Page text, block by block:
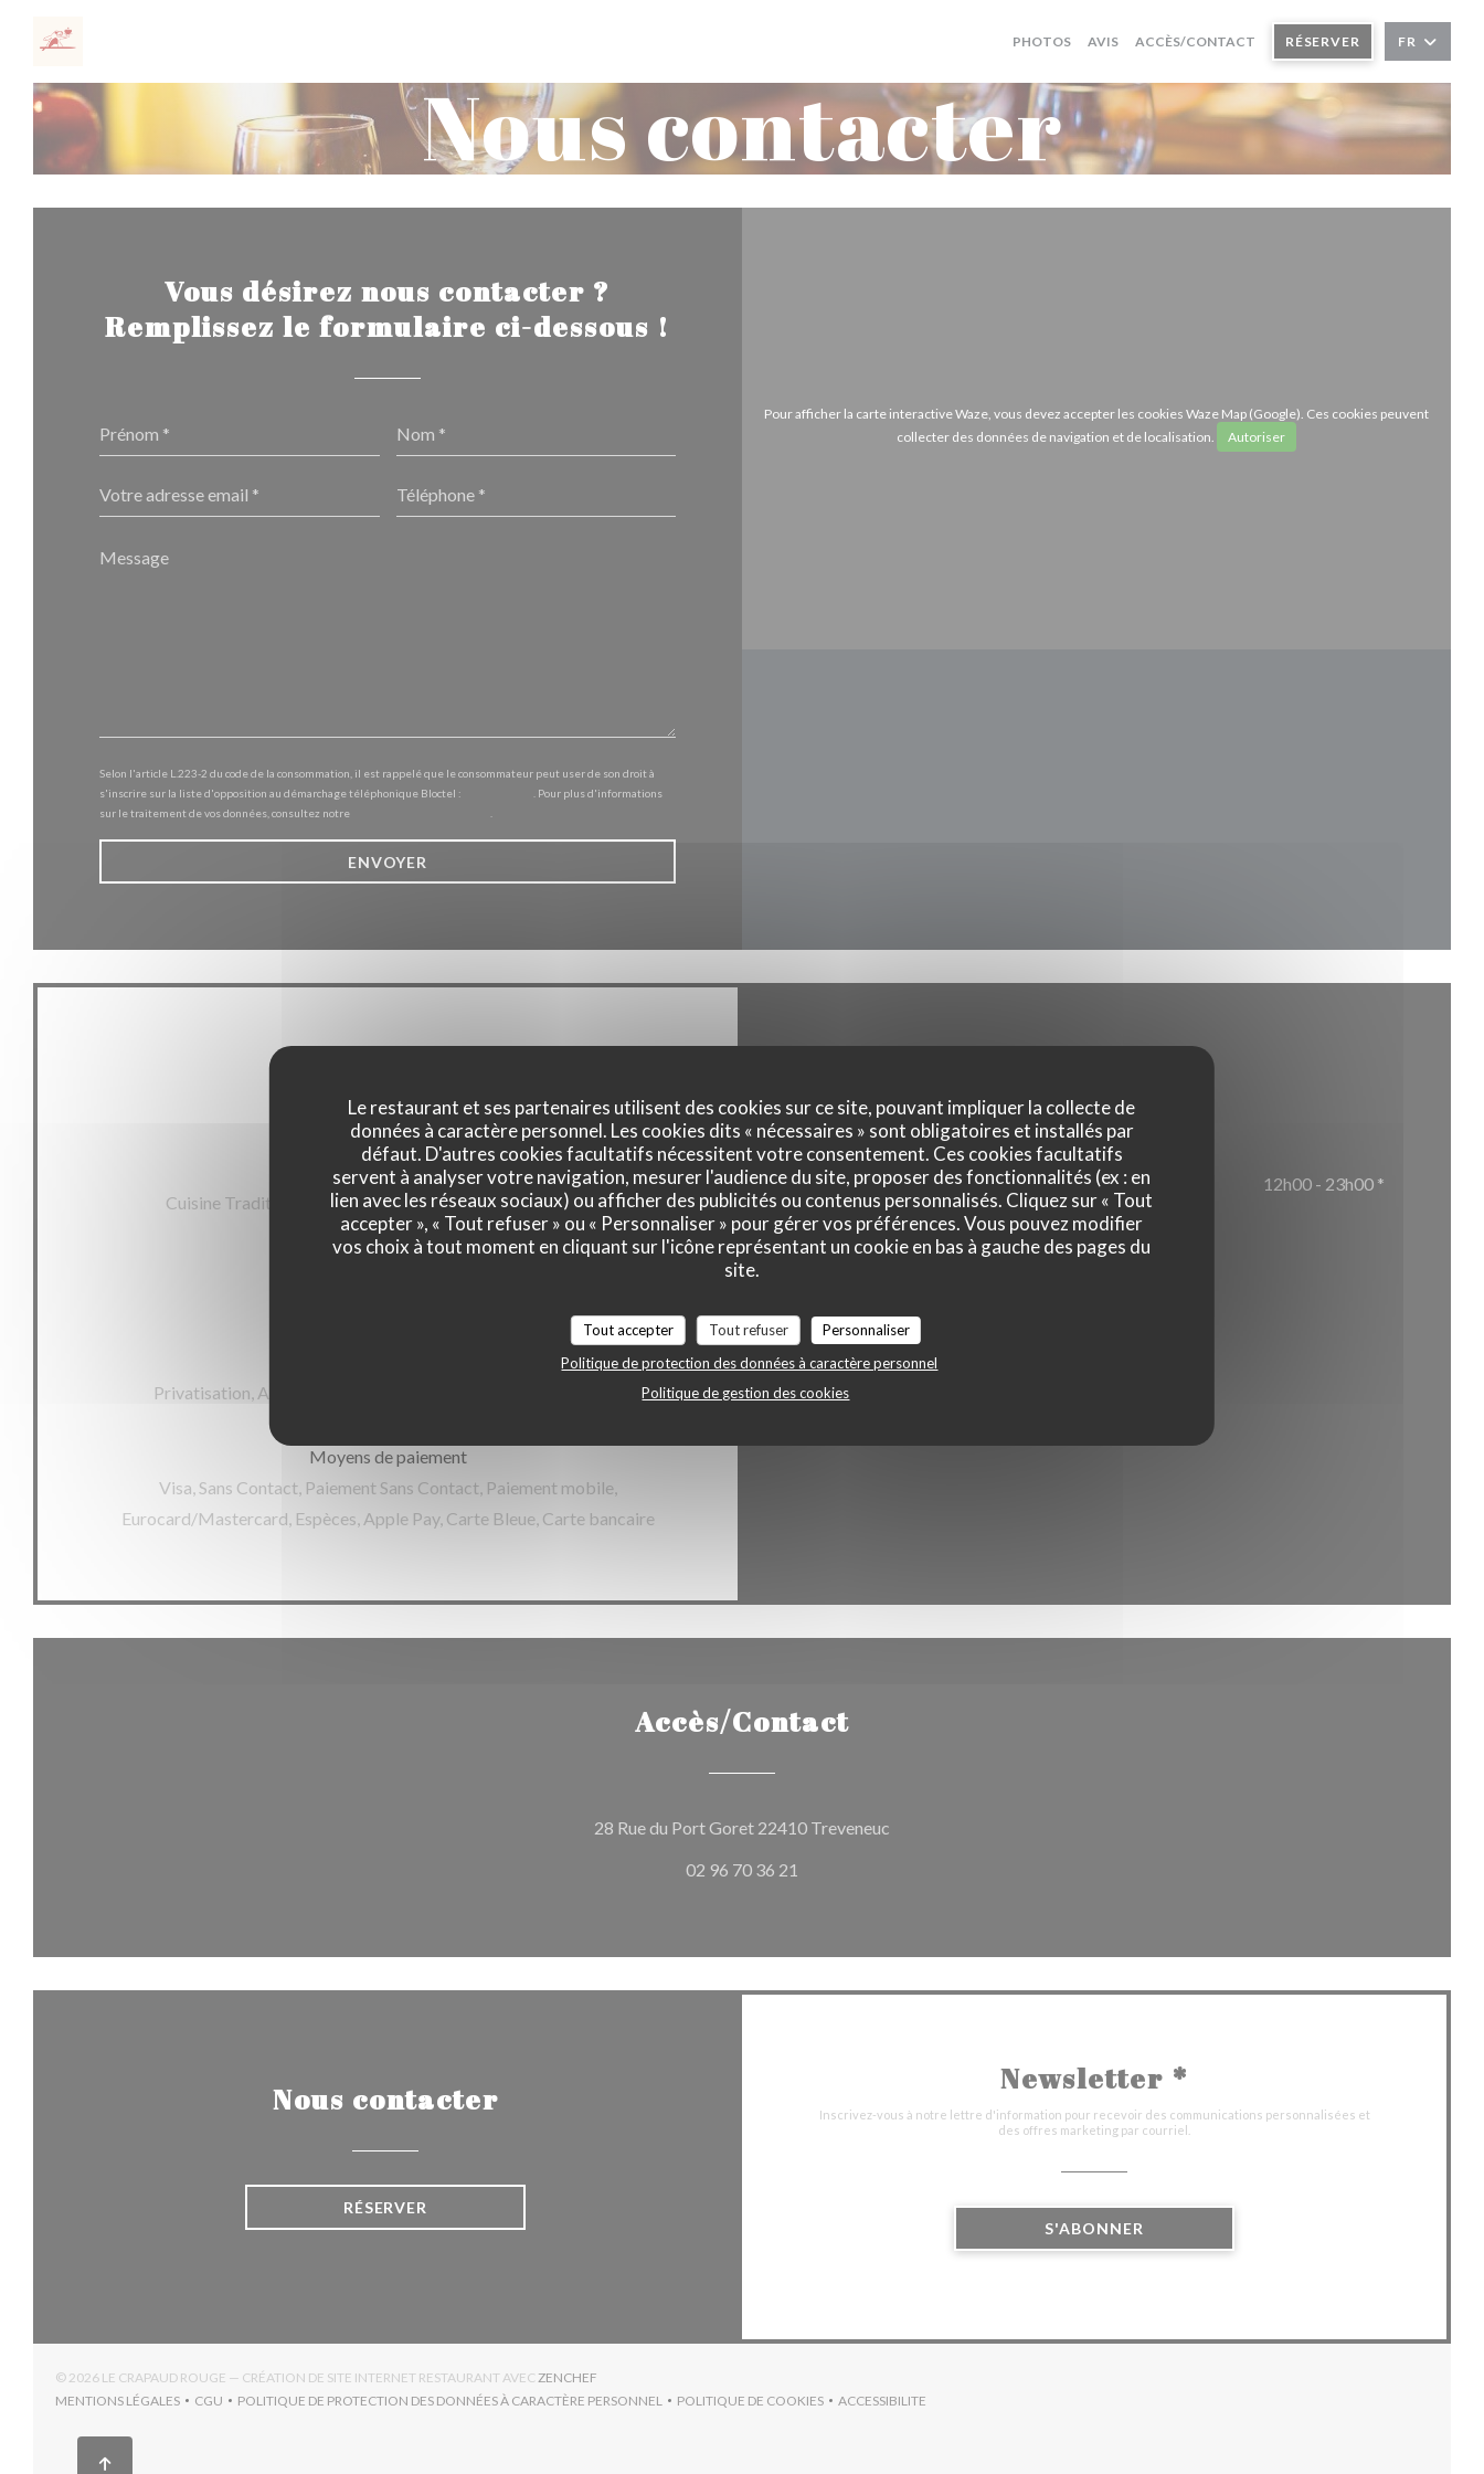
Le restaurant et ses partenaires utilisent des cookies sur ce site, pouvant impliquer la collecte de
données à caractère personnel. Les cookies dits « nécessaires » sont obligatoires et installés par
défaut. D'autres cookies facultatifs nécessitent votre consentement. Ces cookies facultatifs
servent à analyser votre navigation, mesurer l'audience du site, proposer des fonctionnalités (ex : en
lien avec les réseaux sociaux) ou afficher des publicités ou contenus personnalisés. Cliquez sur « Tout
accepter », « Tout refuser » ou « Personnaliser » pour gérer vos préférences. Vous pouvez modifier
vos choix à tout moment en cliquant sur l'icône représentant un cookie en bas à gauche des pages du
site.
Tout accepter Tout refuser
Personnaliser
Politique de protection des données à caractère personnel
Politique de gestion des cookies
PHOTOS AVIS ACCÈS/CONTACT RÉSERVER FR
Nous contacter
Vous désirez nous contacter ?
Remplissez le formulaire ci-dessous !
Selon l'article L.223-2 du code de la consommation, il est rappelé que le consommateur peut user de son droit à
s'inscrire sur la liste d'opposition au démarchage téléphonique Bloctel :
. Pour plus d'informations
sur le traitement de vos données, consultez notre
Pour afficher la carte interactive Waze, vous devez accepter les cookies Waze Map (Google). Ces cookies peuvent
collecter des données de navigation et de localisation.
Autoriser
Cuisine
Cuisine Traditionnelle, Produits de la mer, Cuisine Française
Privatisation, Accès aux personnes à mobilité réduite, Terrasse
Moyens de paiement
Visa, Sans Contact, Paiement Sans Contact, Paiement mobile,
Eurocard/Mastercard, Espèces, Apple Pay, Carte Bleue, Carte bancaire
Lun-Dim 12h00 - 23h00 *
* Uniquement sur réservation
Accès/Contact
28 Rue du Port Goret 22410 Treveneuc
02 96 70 36 21
Nous contacter
RÉSERVER
Newsletter *
Inscrivez-vous à notre lettre d'information pour recevoir des communications personnalisées et
des offres marketing par courriel.
S'ABONNER
© 2026 LE CRAPAUD ROUGE — CRÉATION DE SITE INTERNET RESTAURANT AVEC ZENCHEF
MENTIONS LÉGALES
((OUVRE UNE NOUVELLE FENÊTRE))
CGU
((OUVRE UNE NOUVELLE FENÊTRE))
POLITIQUE DE PROTECTION DES DONNÉES À CARACTÈRE PERSONNEL
((OUVRE UNE NOUVELLE FENÊTRE))
POLITIQUE DE COOKIES
((OUVRE UNE NOUVELLE FENÊTRE))
ACCESSIBILITE
((OUVRE UNE NOUVELLE FENÊTRE))